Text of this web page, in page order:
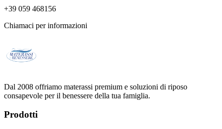
+39 059 468156
Chiamaci per informazioni
Dal 2008 offriamo materassi premium e soluzioni di riposo
consapevole per il benessere della tua famiglia.
Prodotti